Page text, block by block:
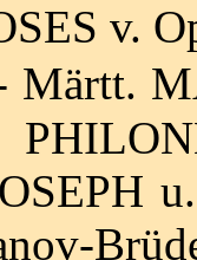
v.
Märtt.